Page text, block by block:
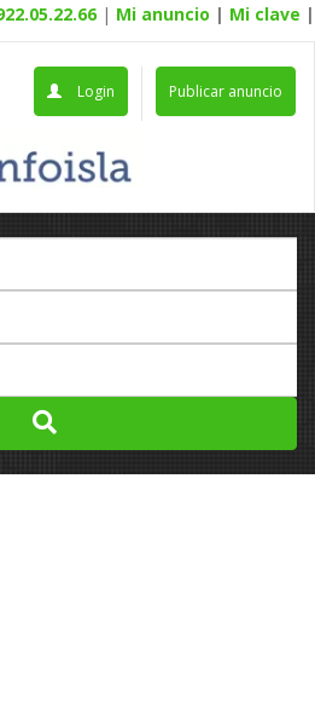
| Mi anuncio | Mi clave |
Publicar anuncio
Login